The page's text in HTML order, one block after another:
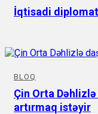
İqtisadi
BLOQ
Çin Orta
artırmaq istəyir